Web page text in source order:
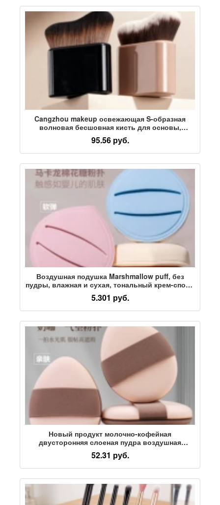
Cangzhou makeup освежающая S-образная
волновая бесшовная кисть для основы,
большая кисть для ВВ-крема, контурная кисть
для макияжа, портативная упаковка
95.56 руб.
Воздушная подушка Marshmallow puff, без
пудры, влажная и сухая, тональный крем-спонж
в форме капли, специальное косметическое
яйцо для рассыпчатой пудры
5.301 руб.
Новый продукт молочно-кофейная
двусторонняя слоеная пудра воздушная
подушка не съедает пудру q bomb Rubycell
жидкая основа для пудры специальная влажная
и сухая двойного назначения
52.31 руб.